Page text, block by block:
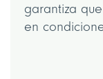
garantiza
en